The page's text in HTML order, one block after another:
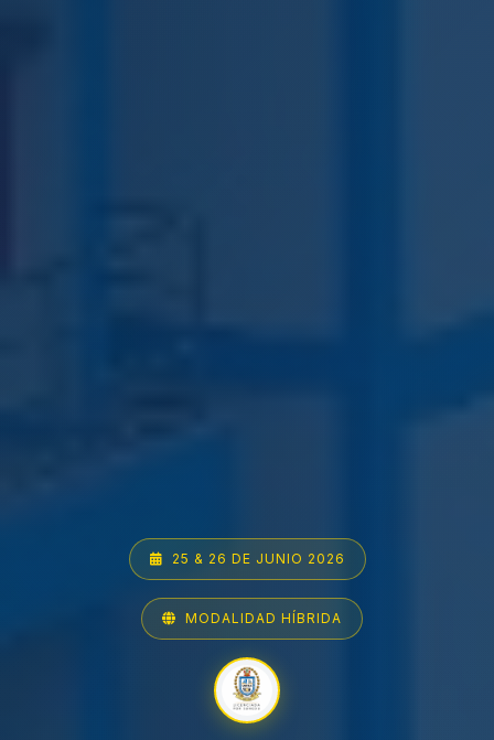
25 & 26 DE JUNIO 2026
MODALIDAD HÍBRIDA